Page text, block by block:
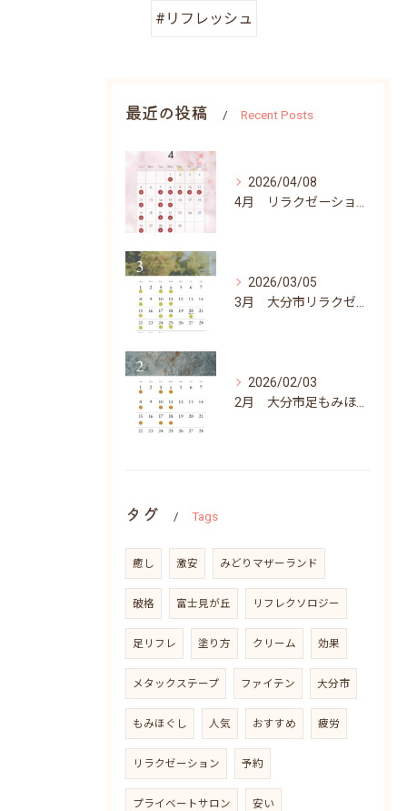
#リフレッシュ
最近の投稿 Recent Posts
2026/04/08
2026/03/05
2026/02/03
タグ Tags
癒し 激安 みどりマザーランド
破格 富士見が丘 リフレクソロジー
足リフレ 塗り方 クリーム 効果
メタックステープ ファイテン 大分市
もみほぐし 人気 おすすめ 疲労
リラクゼーション 予約
プライベートサロン 安い